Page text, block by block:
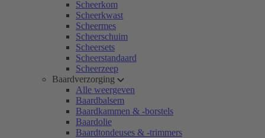
Scheerkom
Scheerkwast
Scheermes
Scheerschuim
Scheersets
Scheerstandaard
Scheerzeep
Baardverzorging
Alle weergeven
Baardbalsem
Baardkammen & -borstels
Baardolie
Baardtondeuses & -trimmers